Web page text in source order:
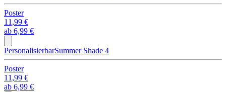
Poster
11,99 €
ab 6,99 €
PersonalisierbarSummer Shade 4
Poster
11,99 €
ab 6,99 €